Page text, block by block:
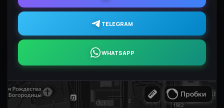
TELEGRAM
WHATSAPP